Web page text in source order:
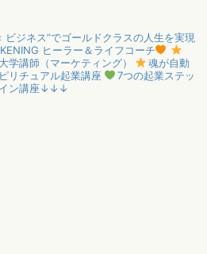
ジネス”でゴールドクラスの人生を実現
ヒーラー＆ライフコーチ
学講師（マーケティング）
魂が自動
リチュアル起業講座
7つの起業ステッ
イン講座↓↓↓